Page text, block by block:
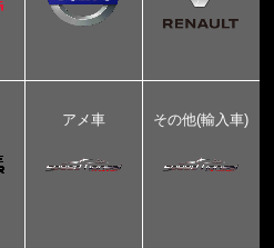
アメ車 その他(輸入車)